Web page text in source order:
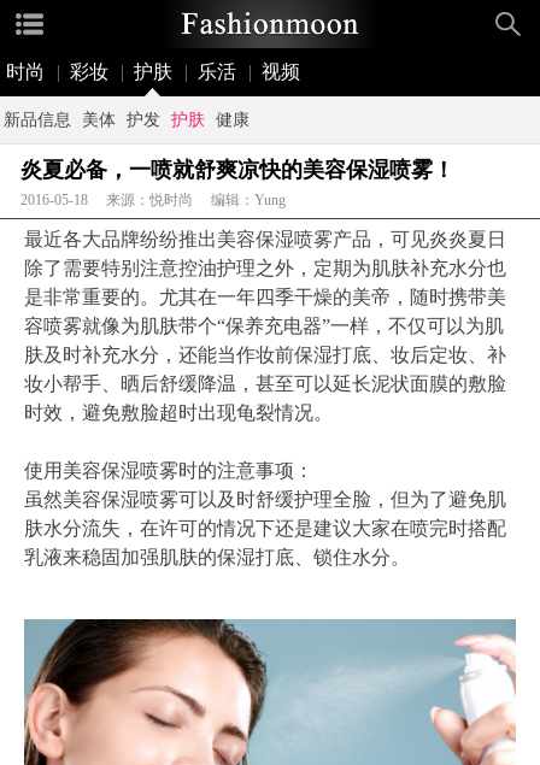
时尚 | 彩妆 | 护肤 | 乐活 | 视频
新品信息 美体 护发 护肤 健康
炎夏必备，一喷就舒爽凉快的美容保湿喷雾！
2016-05-18 来源：悦时尚 编辑：Yung
最近各大品牌纷纷推出美容保湿喷雾产品，可见炎炎夏日
除了需要特别注意控油护理之外，定期为肌肤补充水分也
是非常重要的。尤其在一年四季干燥的美帝，随时携带美
容喷雾就像为肌肤带个“保养充电器”一样，不仅可以为肌
肤及时补充水分，还能当作妆前保湿打底、妆后定妆、补
妆小帮手、晒后舒缓降温，甚至可以延长泥状面膜的敷脸
时效，避免敷脸超时出现龟裂情况。
使用美容保湿喷雾时的注意事项：
虽然美容保湿喷雾可以及时舒缓护理全脸，但为了避免肌
肤水分流失，在许可的情况下还是建议大家在喷完时搭配
乳液来稳固加强肌肤的保湿打底、锁住水分。